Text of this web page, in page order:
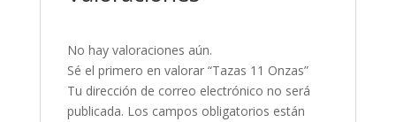
No hay valoraciones aún.
Sé el primero en valorar “Tazas 11 Onzas”
Tu dirección de correo electrónico no será
publicada. Los campos obligatorios están